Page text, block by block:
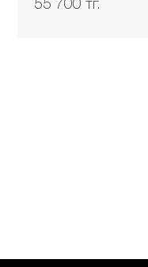
55 700 тг.